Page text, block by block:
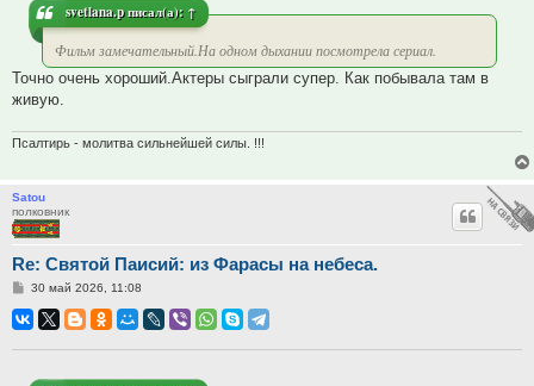
svetlana.pписал(а): ↑
Фильм замечательный.На одном дыхании посмотрела сериал.
Точно очень хороший.Актеры сыграли супер. Как побывала там в
живую.
Псалтирь - молитва сильнейшей силы. !!!
Satou
полковник
Re: Святой Паисий: из Фарасы на небеса.
Сообщение
30 май 2026, 11:08